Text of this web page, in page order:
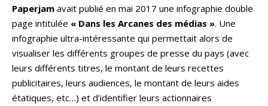
Paperjam avait publié en mai 2017 une infographie double
page intitulée « Dans les Arcanes des médias ». Une
infographie ultra-intéressante qui permettait alors de
visualiser les différents groupes de presse du pays (avec
leurs différents titres, le montant de leurs recettes
publicitaires, leurs audiences, le montant de leurs aides
étatiques, etc…) et d’identifier leurs actionnaires